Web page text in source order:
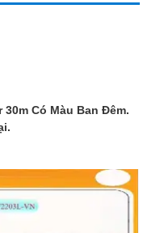
30m Có Màu Ban Ðêm.